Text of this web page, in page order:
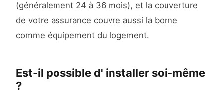
(généralement 24 à 36 mois), et la couverture
de votre assurance couvre aussi la borne
comme équipement du logement.
Est-il possible d' installer soi-même
?